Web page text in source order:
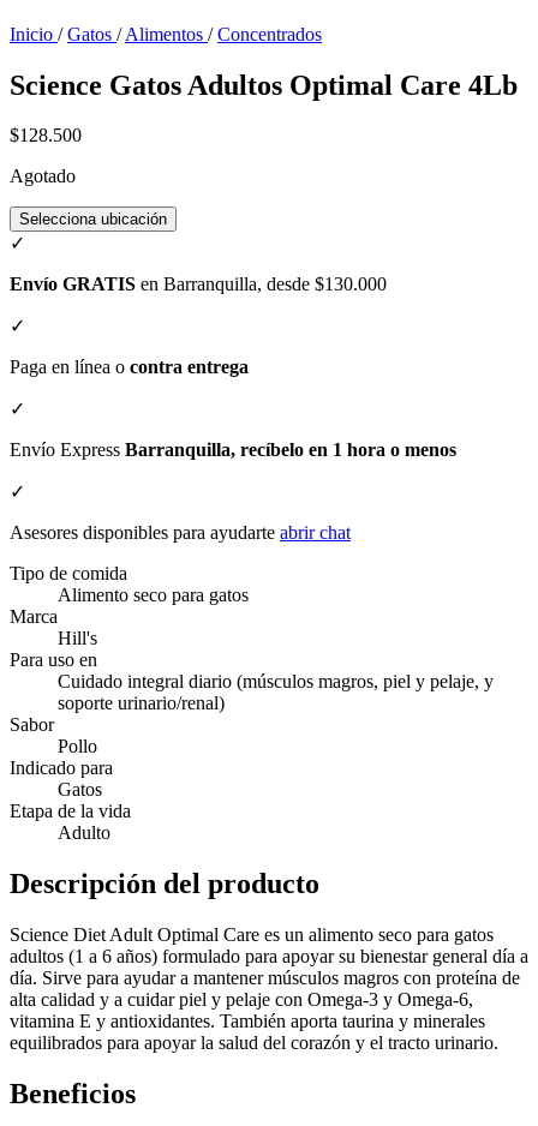
Inicio / Gatos / Alimentos / Concentrados
Science Gatos Adultos Optimal Care 4Lb
$128.500
Agotado
Selecciona ubicación
✓
Envío GRATIS en Barranquilla, desde $130.000
✓
Paga en línea o contra entrega
✓
Envío Express Barranquilla, recíbelo en 1 hora o menos
✓
Asesores disponibles para ayudarte abrir chat
Tipo de comida
Alimento seco para gatos
Marca
Hill's
Para uso en
Cuidado integral diario (músculos magros, piel y pelaje, y
soporte urinario/renal)
Sabor
Pollo
Indicado para
Gatos
Etapa de la vida
Adulto
Descripción del producto
Science Diet Adult Optimal Care es un alimento seco para gatos
adultos (1 a 6 años) formulado para apoyar su bienestar general día a
día. Sirve para ayudar a mantener músculos magros con proteína de
alta calidad y a cuidar piel y pelaje con Omega-3 y Omega-6,
vitamina E y antioxidantes. También aporta taurina y minerales
equilibrados para apoyar la salud del corazón y el tracto urinario.
Beneficios